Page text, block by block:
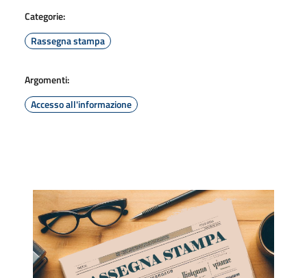
Categorie:
Rassegna stampa
Argomenti:
Accesso all'informazione